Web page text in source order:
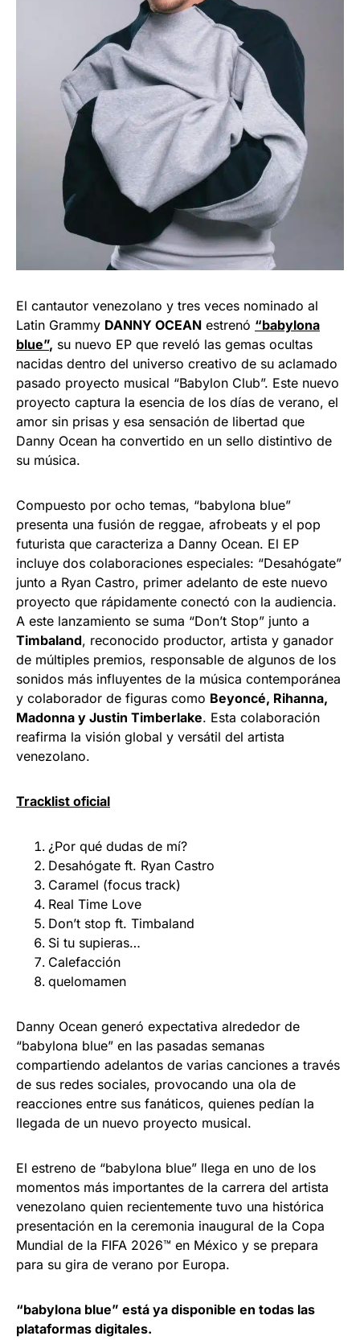
El cantautor venezolano y tres veces nominado al
Latin Grammy DANNY OCEAN estrenó “babylona
blue”, su nuevo EP que reveló las gemas ocultas
nacidas dentro del universo creativo de su aclamado
pasado proyecto musical “Babylon Club”. Este nuevo
proyecto captura la esencia de los días de verano, el
amor sin prisas y esa sensación de libertad que
Danny Ocean ha convertido en un sello distintivo de
su música.
Compuesto por ocho temas, “babylona blue”
presenta una fusión de reggae, afrobeats y el pop
futurista que caracteriza a Danny Ocean. El EP
incluye dos colaboraciones especiales: “Desahógate”
junto a Ryan Castro, primer adelanto de este nuevo
proyecto que rápidamente conectó con la audiencia.
A este lanzamiento se suma “Don’t Stop” junto a
Timbaland, reconocido productor, artista y ganador
de múltiples premios, responsable de algunos de los
sonidos más influyentes de la música contemporánea
y colaborador de figuras como Beyoncé, Rihanna,
Madonna y Justin Timberlake. Esta colaboración
reafirma la visión global y versátil del artista
venezolano.
Tracklist oficial
¿Por qué dudas de mí?
Desahógate ft. Ryan Castro
Caramel (focus track)
Real Time Love
Don’t stop ft. Timbaland
Si tu supieras…
Calefacción
quelomamen
Danny Ocean generó expectativa alrededor de
“babylona blue” en las pasadas semanas
compartiendo adelantos de varias canciones a través
de sus redes sociales, provocando una ola de
reacciones entre sus fanáticos, quienes pedían la
llegada de un nuevo proyecto musical.
El estreno de “babylona blue” llega en uno de los
momentos más importantes de la carrera del artista
venezolano quien recientemente tuvo una histórica
presentación en la ceremonia inaugural de la Copa
Mundial de la FIFA 2026™ en México y se prepara
para su gira de verano por Europa.
“babylona blue” está ya disponible en todas las
plataformas digitales.